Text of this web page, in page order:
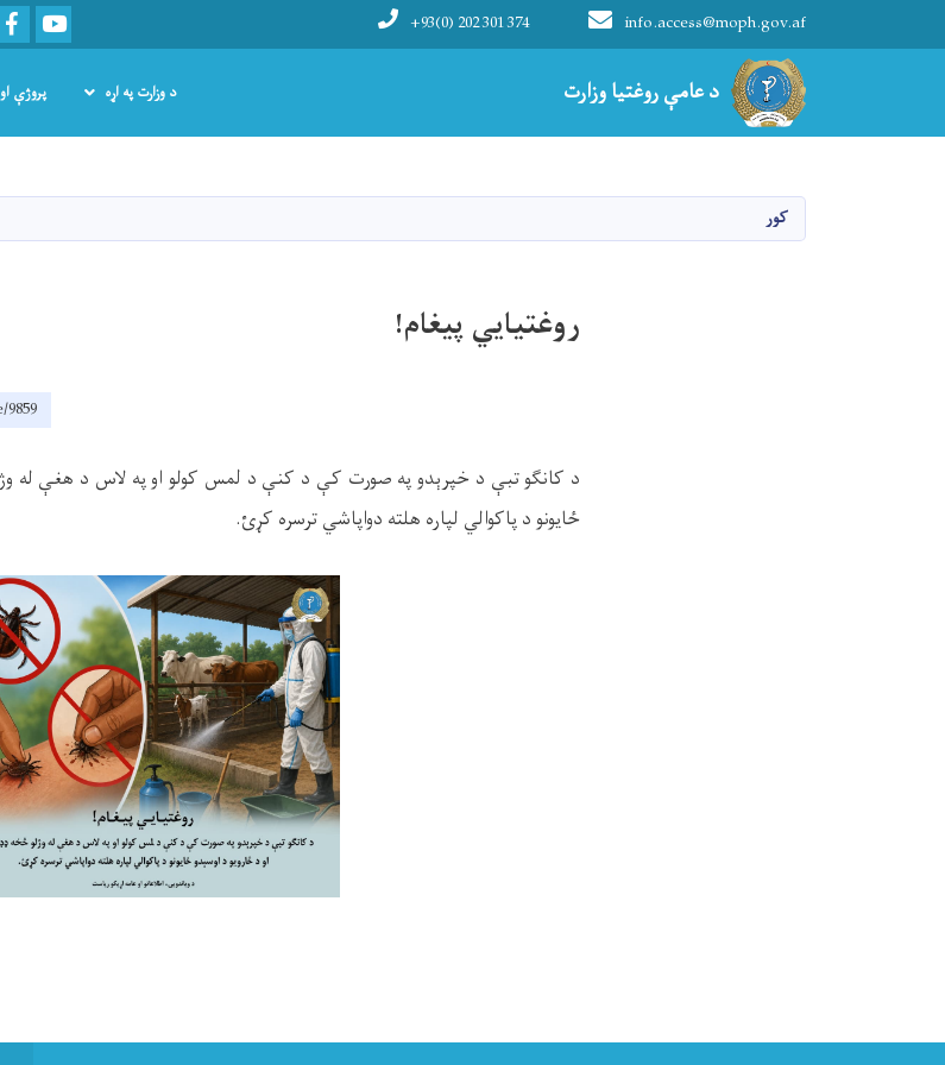
د عامې روغتیا وزارت
info.access@moph.gov.af
+93(0) 202 301 374
Youtube
Main navigation
د عامې روغتیا وزارت د وزارت په اړه پروژې
کور
روغتیايي پیغام!
د کانګو تبې د خپرېدو په صورت کې د کنې د لمس کولو او په لاس د هغې له
ځایونو د پاکوالي لپاره هلته دواپاشي ترسره کړئ.